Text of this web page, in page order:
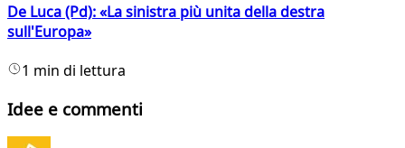
De Luca (Pd): «La sinistra più unita della destra
sull'Europa»
1 min di lettura
Idee e commenti